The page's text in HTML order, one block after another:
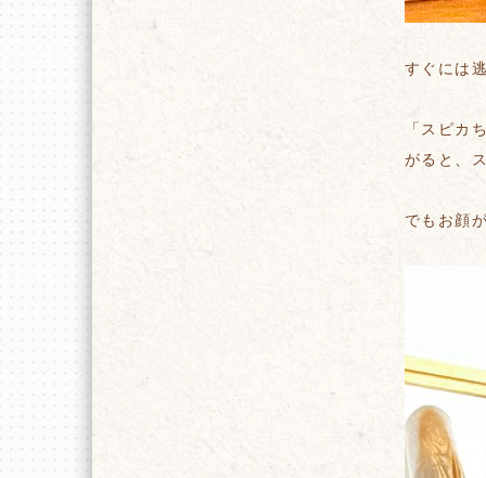
すぐには
「スピカ
がると、
でもお顔